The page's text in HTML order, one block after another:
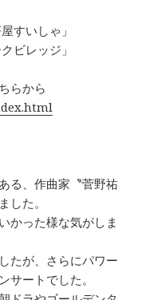
すいしゃ」
ビレッジ」
らから
る、作曲家〝菅野祐
した。
かった様な気がしま
たが、さらにパワー
サートでした。